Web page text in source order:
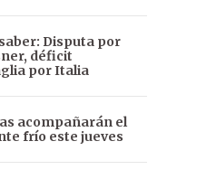
Disputa por
déficit
por Italia
acompañarán el
frío este jueves